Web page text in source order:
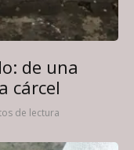
de una
cárcel
de lectura